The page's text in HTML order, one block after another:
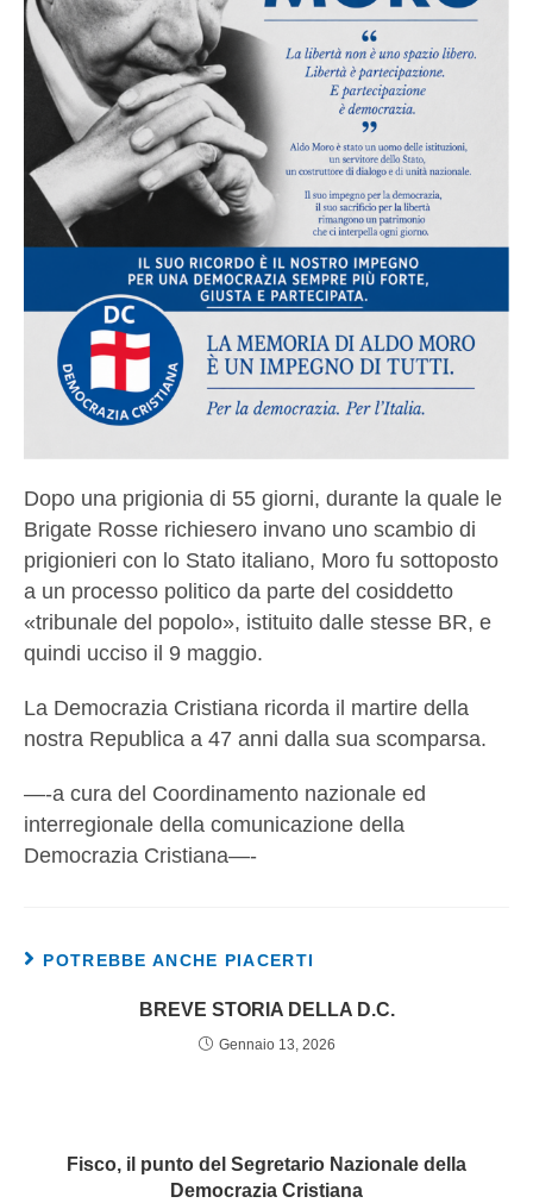
Dopo una prigionia di 55 giorni, durante la quale le
Brigate Rosse richiesero invano uno scambio di
prigionieri con lo Stato italiano, Moro fu sottoposto
a un processo politico da parte del cosiddetto
«tribunale del popolo», istituito dalle stesse BR, e
quindi ucciso il 9 maggio.
La Democrazia Cristiana ricorda il martire della
nostra Republica a 47 anni dalla sua scomparsa.
—-a cura del Coordinamento nazionale ed
interregionale della comunicazione della
Democrazia Cristiana—-
POTREBBE ANCHE PIACERTI
BREVE STORIA DELLA D.C.
Gennaio 13, 2026
Fisco, il punto del Segretario Nazionale della
Democrazia Cristiana